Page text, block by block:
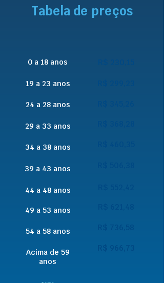
Tabela de preços
0 a 18 anos
19 a 23 anos
24 a 28 anos
29 a 33 anos
34 a 38 anos
39 a 43 anos
44 a 48 anos
49 a 53 anos
54 a 58 anos
Acima de 59
anos